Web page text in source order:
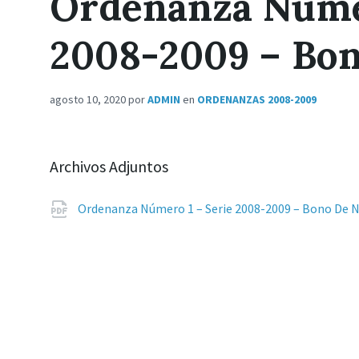
2008-2009 –
agosto 10, 2020porADMIN en ORDENANZAS 2008-2009
Archivos Adjuntos
Ordenanza Número 1 – Serie 2008-2009 – Bono De